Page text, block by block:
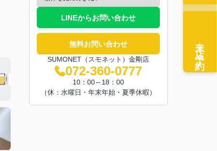
LINEからお問い合わせ
無料お問い合わせ
SUMONET（スモネット）金剛店
072-360-0777
10：00～18：00
（休：水曜日・年末年始・夏季休暇）
来店予約